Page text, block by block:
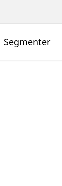
Segmenter